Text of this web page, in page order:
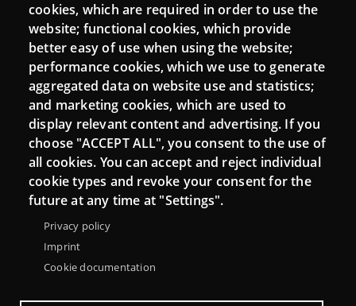
Mattermost Punt TIC
Moodle CampusLab
Connect
Contact
Newsletters
cookies, which are required in order to use the
website; functional cookies, which provide
better easy of use when using the website;
performance cookies, which we use to generate
aggregated data on website use and statistics;
and marketing cookies, which are used to
display relevant content and advertising. If you
choose "ACCEPT ALL", you consent to the use of
all cookies. You can accept and reject individual
cookie types and revoke your consent for the
future at any time at "Settings".
Privacy policy
Imprint
Cookie documentation